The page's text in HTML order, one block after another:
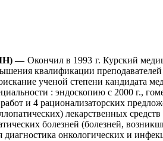
—Окончил в 1993 г. Курский
квалификации
ученой степени кандидата
: эндоскопию с 2000 г.,
и 4 рационализаторских
лекарственных
болезней (болезней,
диагностика онкологических и